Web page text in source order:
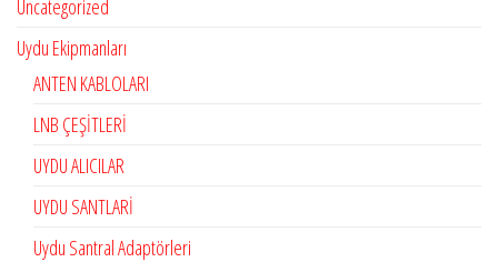
Uncategorized
Uydu Ekipmanları
ANTEN KABLOLARI
LNB ÇEŞİTLERİ
UYDU ALICILAR
UYDU SANTLARİ
Uydu Santral Adaptörleri